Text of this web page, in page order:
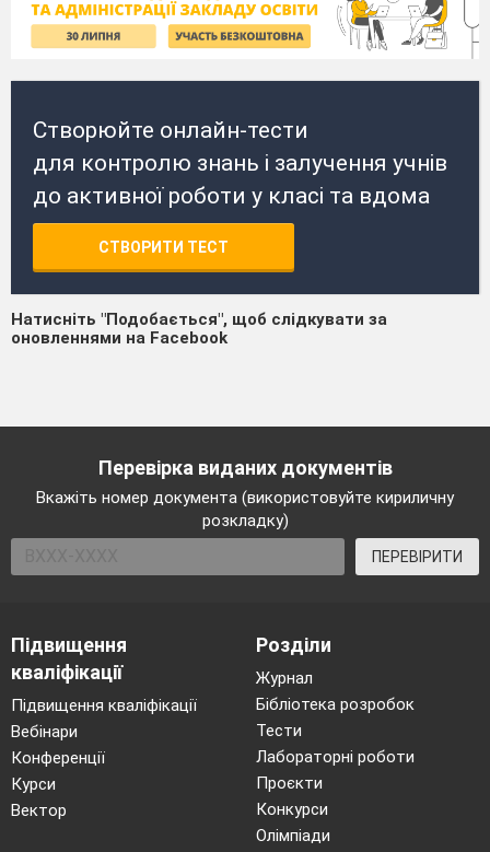
Створюйте онлайн-тести
для контролю знань і залучення учнів
до активної роботи у класі та вдома
СТВОРИТИ ТЕСТ
Натисніть "Подобається", щоб слідкувати за
оновленнями на Facebook
Перевірка виданих документів
Вкажіть номер документа (використовуйте кириличну
розкладку)
ПЕРЕВІРИТИ
Підвищення
кваліфікації
Підвищення кваліфікації
Вебінари
Конференції
Курси
Вектор
Розділи
Журнал
Бібліотека розробок
Тести
Лабораторні роботи
Проєкти
Конкурси
Олімпіади